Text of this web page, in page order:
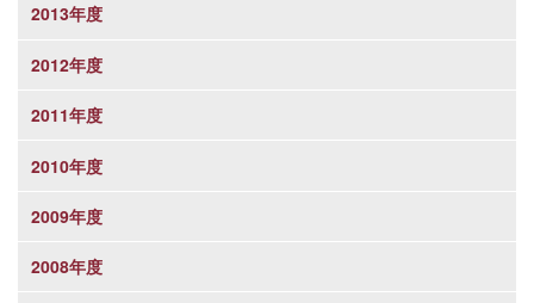
2013年度
2012年度
2011年度
2010年度
2009年度
2008年度